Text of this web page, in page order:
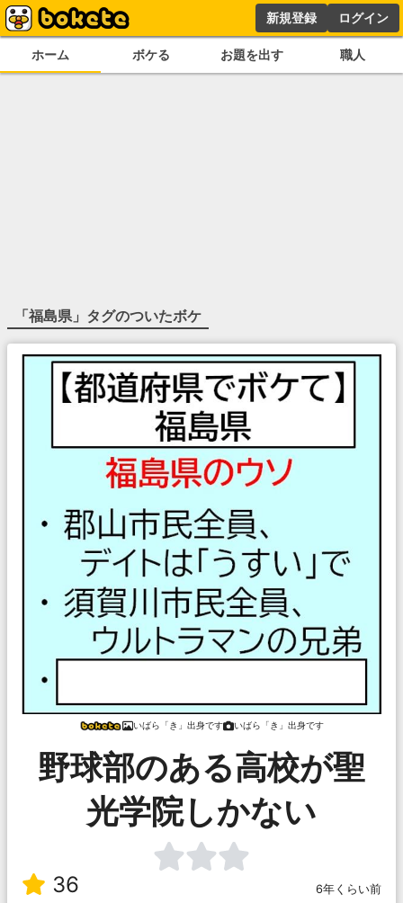
新規登録 ログイン
ホーム ボケる お題を出す 職人
「福島県 」タグのついたボケ
いばら「き」出身です いばら「き」出身です
野球部のある高校が聖
光学院しかない
36
6年くらい前